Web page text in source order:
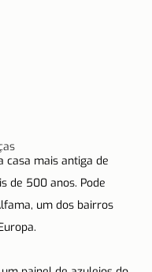
casa mais antiga de
de 500 anos. Pode
um dos bairros